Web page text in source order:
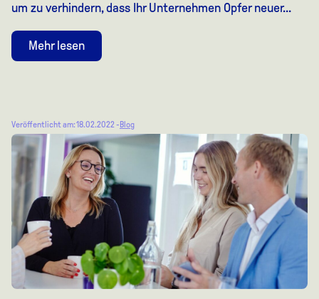
um zu verhindern, dass Ihr Unternehmen Opfer neuer...
Mehr lesen
Veröffentlicht am: 18.02.2022 - Blog